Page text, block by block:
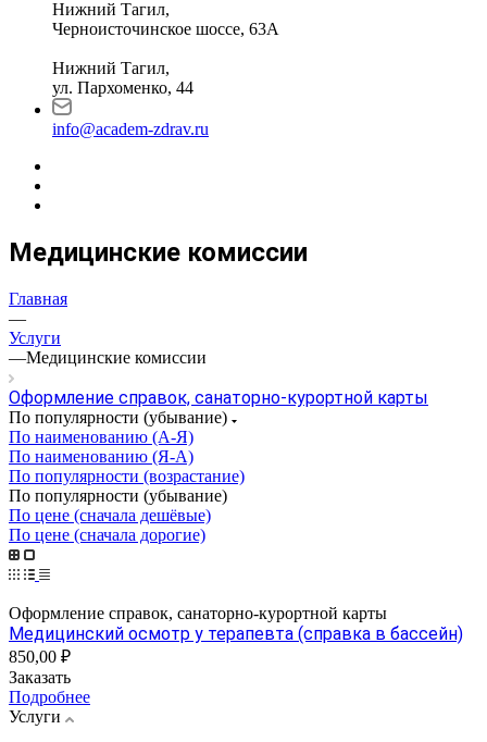
Нижний Тагил,
Черноисточинское шоссе, 63А
Нижний Тагил,
ул. Пархоменко, 44
info@academ-zdrav.ru
Медицинские комиссии
Главная
—
Услуги
—Медицинские комиссии
Оформление справок, санаторно-курортной карты
По популярности (убывание)
По наименованию (А-Я)
По наименованию (Я-А)
По популярности (возрастание)
По популярности (убывание)
По цене (сначала дешёвые)
По цене (сначала дорогие)
Оформление справок, санаторно-курортной карты
Медицинский осмотр у терапевта (справка в бассейн)
850,00 ₽
Заказать
Подробнее
Услуги